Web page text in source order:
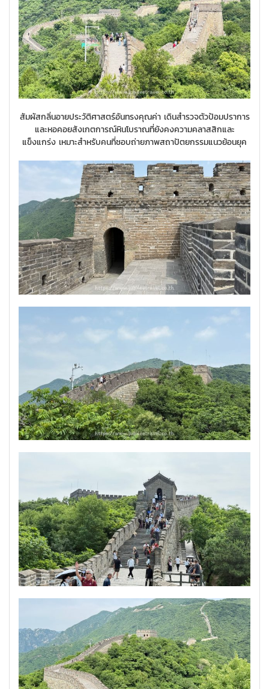
สัมผัสกลิ่นอายประวัติศาสตร์อันทรงคุณค่า เดินสำรวจตัวป้อมปราการ
และหอคอยสังเกตการณ์หินโบราณที่ยังคงความคลาสสิกและ
แข็งแกร่ง เหมาะสำหรับคนที่ชอบถ่ายภาพสถาปัตยกรรมแนวย้อนยุค